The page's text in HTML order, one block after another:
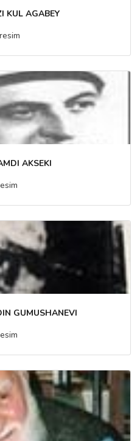
KUL AGABEY
AKSEKI
GUMUSHANEVI